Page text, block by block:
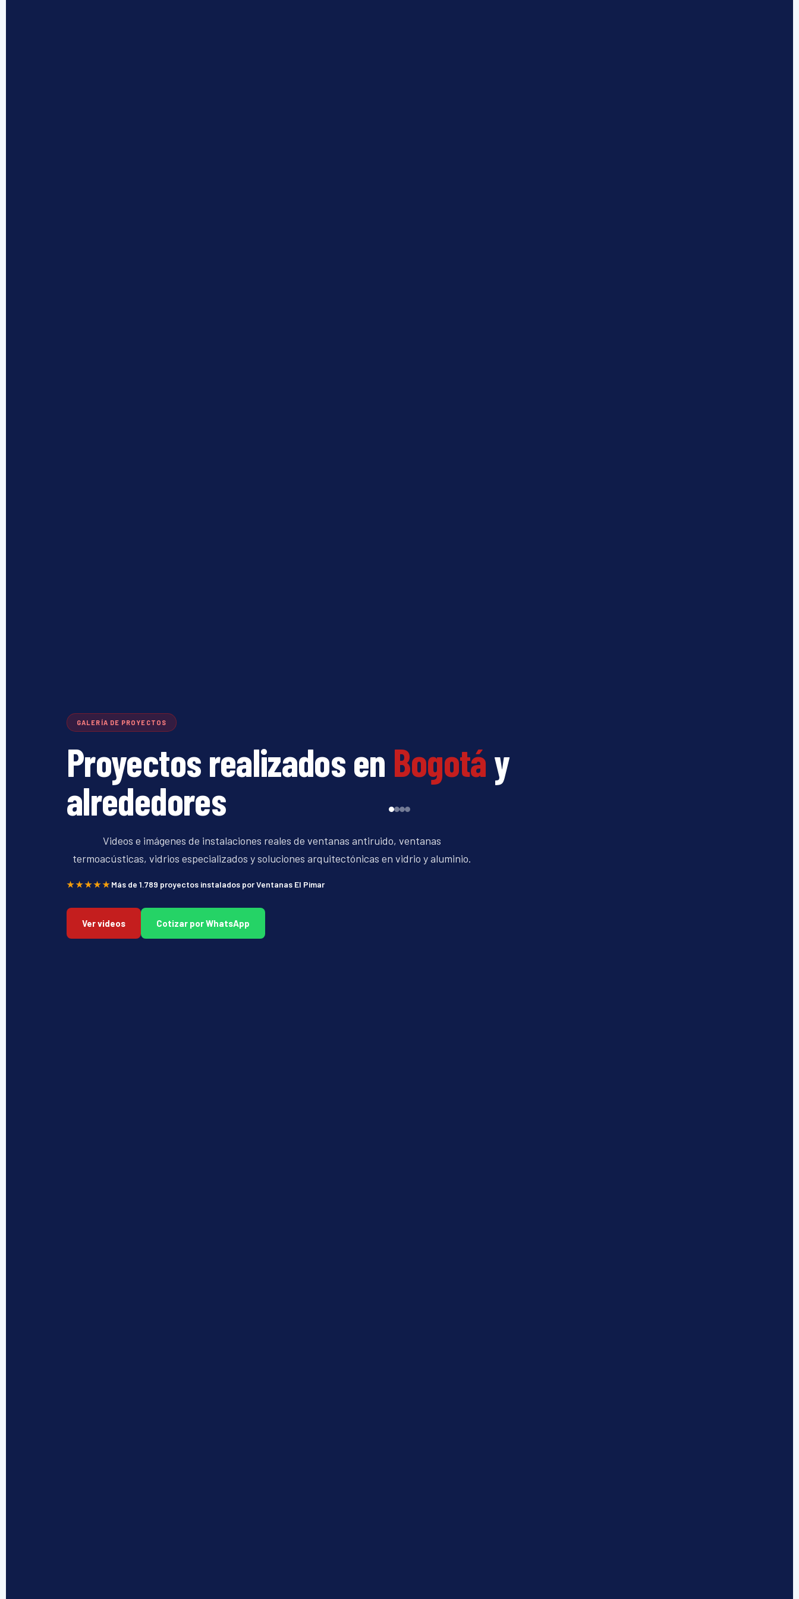
GALERÍA DE PROYECTOS
Proyectos realizados en Bogotáy
alrededores
Videos e imágenes de instalaciones reales de ventanas antiruido, ventanas
termoacústicas, vidrios especializados y soluciones arquitectónicas en vidrio y aluminio.
★★★★★Más de 1.789 proyectos instalados por Ventanas El Pimar
Ver videos Cotizar por WhatsApp